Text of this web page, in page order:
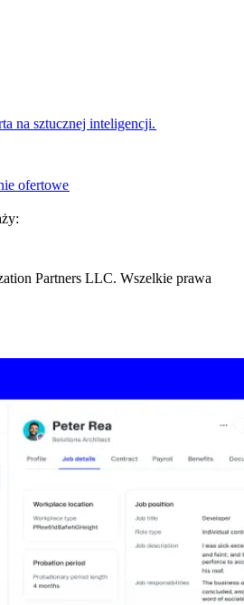
na sztucznej inteligencji.​​
ofertowe​​
Partners LLC. Wszelkie prawa